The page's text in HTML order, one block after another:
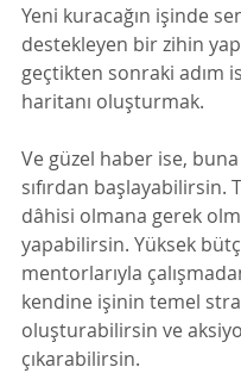
Yeni kuracağın işinde
destekleyen bir zihin
geçtikten sonraki adım
haritanı oluşturmak.
Ve güzel haber ise,
sıfırdan başlayabilirsin.
dâhisi olmana gerek
yapabilirsin. Yüksek
mentorlarıyla
kendine işinin temel
oluşturabilirsin ve
çıkarabilirsin.